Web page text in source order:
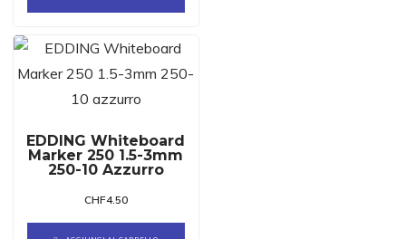
EDDING Whiteboard
Marker 250 1.5-3mm
250-10 Azzurro
CHF4.50